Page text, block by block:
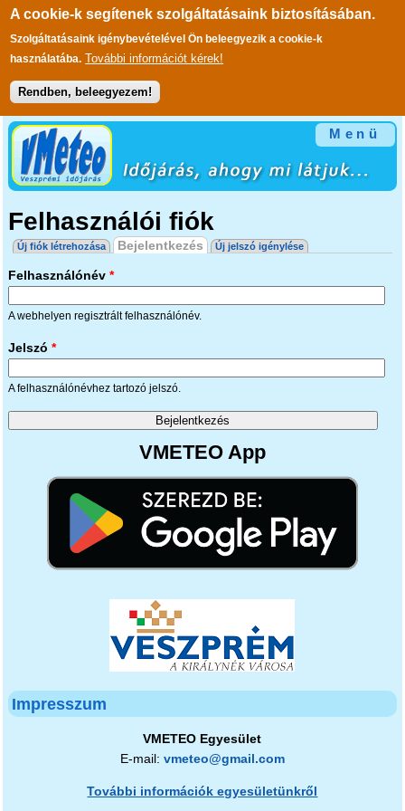
A cookie-k segítenek szolgáltatásaink biztosításában.
Szolgáltatásaink igénybevételével Ön beleegyezik a cookie-k
használatába. További információt kérek!
Rendben, beleegyezem!
Ugrás a tartalomra
Menü
Felhasználói fiók
Elsődleges fülek
Új fiók létrehozása Bejelentkezés (aktív fül)
Új jelszó igénylése
Felhasználónév *
A webhelyen regisztrált felhasználónév.
Jelszó *
A felhasználónévhez tartozó jelszó.
VMETEO App
Impresszum
VMETEO Egyesület
E-mail: vmeteo@gmail.com
További információk egyesületünkről